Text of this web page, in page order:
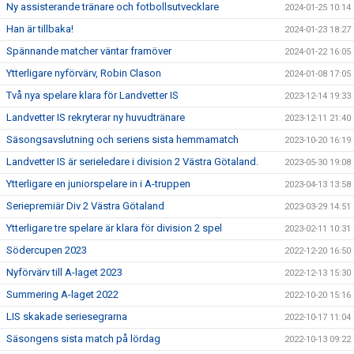
Ny assisterande tränare och fotbollsutvecklare 2024-01-25 10:14
Han är tillbaka! 2024-01-23 18:27
Spännande matcher väntar framöver 2024-01-22 16:05
Ytterligare nyförvärv, Robin Clason 2024-01-08 17:05
Två nya spelare klara för Landvetter IS 2023-12-14 19:33
Landvetter IS rekryterar ny huvudtränare 2023-12-11 21:40
Säsongsavslutning och seriens sista hemmamatch 2023-10-20 16:19
Landvetter IS är serieledare i division 2 Västra Götaland. 2023-05-30 19:08
Ytterligare en juniorspelare in i A-truppen 2023-04-13 13:58
Seriepremiär Div 2 Västra Götaland 2023-03-29 14:51
Ytterligare tre spelare är klara för division 2 spel 2023-02-11 10:31
Södercupen 2023 2022-12-20 16:50
Nyförvärv till A-laget 2023 2022-12-13 15:30
Summering A-laget 2022 2022-10-20 15:16
LIS skakade seriesegrarna 2022-10-17 11:04
Säsongens sista match på lördag 2022-10-13 09:22